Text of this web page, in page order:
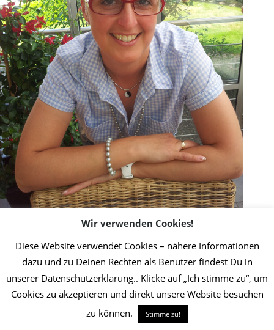
2019 Initiative Thrombose-Geschädigter | Umsetzung Christin Jost
Info
Wir verwenden Cookies!
Diese Website verwendet Cookies – nähere Informationen
dazu und zu Deinen Rechten als Benutzer findest Du in
unserer Datenschutzerklärung.. Klicke auf „Ich stimme zu“, um
Cookies zu akzeptieren und direkt unsere Website besuchen
zu können.
Stimme zu!